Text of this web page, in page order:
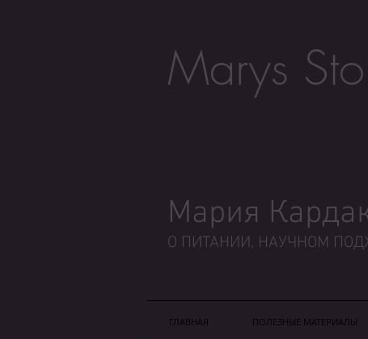
Marys
Мария
О ПИТАНИИ, НАУЧНОМ
ГЛАВНАЯ ПОЛЕЗНЫЕ МАТЕРИАЛЫ